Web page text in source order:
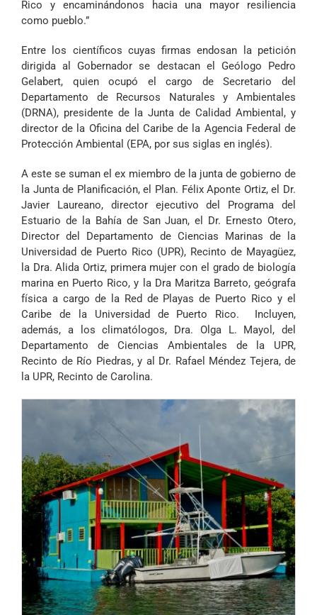
Rico y encaminándonos hacia una mayor resiliencia
como pueblo.”
Entre los científicos cuyas firmas endosan la petición
dirigida al Gobernador se destacan el Geólogo Pedro
Gelabert, quien ocupó el cargo de Secretario del
Departamento de Recursos Naturales y Ambientales
(DRNA), presidente de la Junta de Calidad Ambiental, y
director de la Oficina del Caribe de la Agencia Federal de
Protección Ambiental (EPA, por sus siglas en inglés).
A este se suman el ex miembro de la junta de gobierno de
la Junta de Planificación, el Plan. Félix Aponte Ortiz, el Dr.
Javier Laureano, director ejecutivo del Programa del
Estuario de la Bahía de San Juan, el Dr. Ernesto Otero,
Director del Departamento de Ciencias Marinas de la
Universidad de Puerto Rico (UPR), Recinto de Mayagüez,
la Dra. Alida Ortiz, primera mujer con el grado de biología
marina en Puerto Rico, y la Dra Maritza Barreto, geógrafa
física a cargo de la Red de Playas de Puerto Rico y el
Caribe de la Universidad de Puerto Rico. Incluyen,
además, a los climatólogos, Dra. Olga L. Mayol, del
Departamento de Ciencias Ambientales de la UPR,
Recinto de Río Piedras, y al Dr. Rafael Méndez Tejera, de
la UPR, Recinto de Carolina.